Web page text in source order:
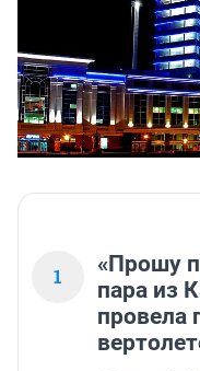
1
«Прошу
пара из
провела